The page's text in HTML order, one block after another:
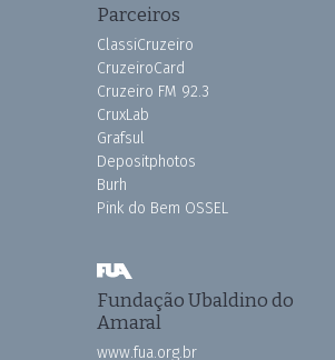
Parceiros
ClassiCruzeiro
CruzeiroCard
Cruzeiro FM 92.3
CruxLab
Grafsul
Depositphotos
Burh
Pink do Bem OSSEL
Fundação Ubaldino do
Amaral
www.fua.org.br